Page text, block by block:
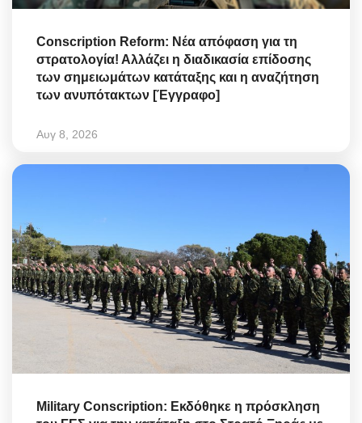
Conscription Reform: Νέα απόφαση για τη
στρατολογία! Αλλάζει η διαδικασία επίδοσης
των σημειωμάτων κατάταξης και η αναζήτηση
των ανυπότακτων [Έγγραφο]
Αυγ 8, 2026
Military Conscription: Εκδόθηκε η πρόσκληση